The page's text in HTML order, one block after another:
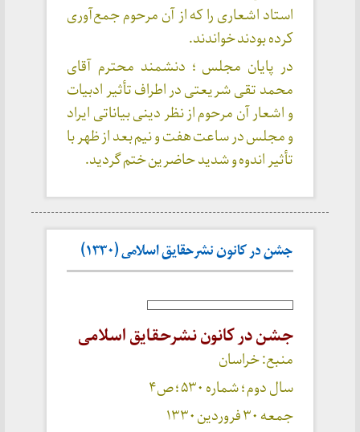
استاد اشعاری را که از آن مرحوم جمع‌آوری
کرده بودند خواندند.
در پایان مجلس ؛ دنشمند محترم آقای
محمد تقی شریعتی در اطراف تأثیر ادبیات
و اشعار آن مرحوم از نظر دینی بیاناتی ایراد
و مجلس در ساعت هفت و نیم بعد از ظهر با
تأثیر اندوه و شدید حاضرین ختم گردید.
جشن در کانون نشرحقایق اسلامی (۱۳۳۰)
جشن در کانون نشرحقایق اسلامی
منبع: خراسان
سال دوم ؛ شماره ۵۳۰ ؛ ص۴